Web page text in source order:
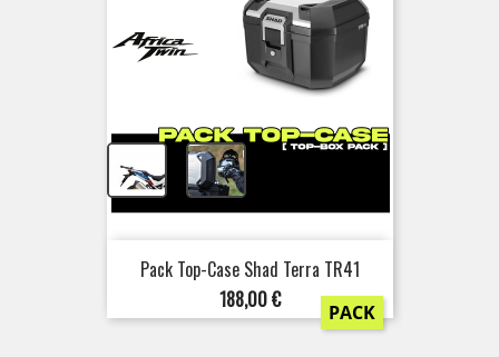
Pack Top-Case Shad Terra TR41
Prix
188,00 € PACK